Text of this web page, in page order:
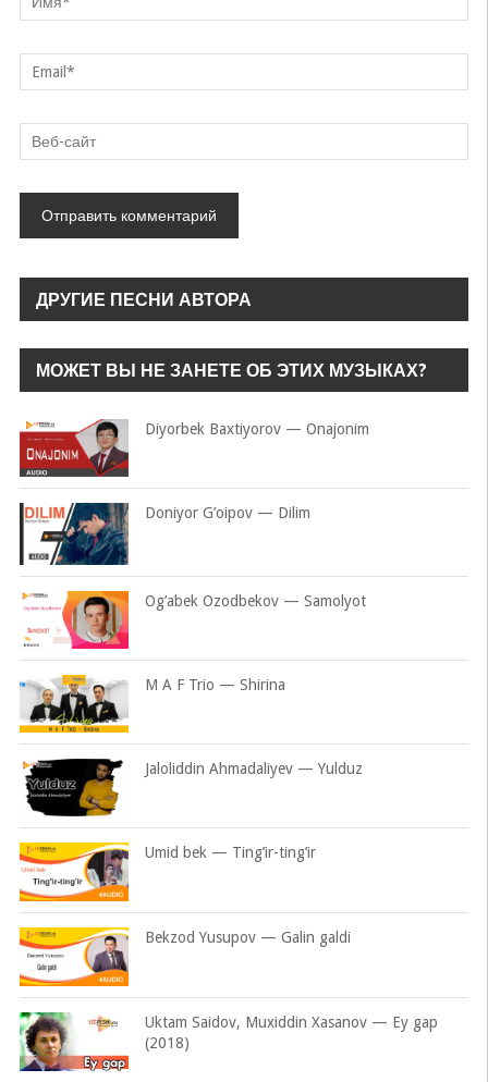
ДРУГИЕ ПЕСНИ АВТОРА
МОЖЕТ ВЫ НЕ ЗАНЕТЕ ОБ ЭТИХ МУЗЫКАХ?
Diyorbek Baxtiyorov — Onajonim
Doniyor G’oipov — Dilim
Og’abek Ozodbekov — Samolyot
M A F Trio — Shirina
Jaloliddin Ahmadaliyev — Yulduz
Umid bek — Ting’ir-ting’ir
Bekzod Yusupov — Galin galdi
Uktam Saidov, Muxiddin Xasanov — Ey gap
(2018)